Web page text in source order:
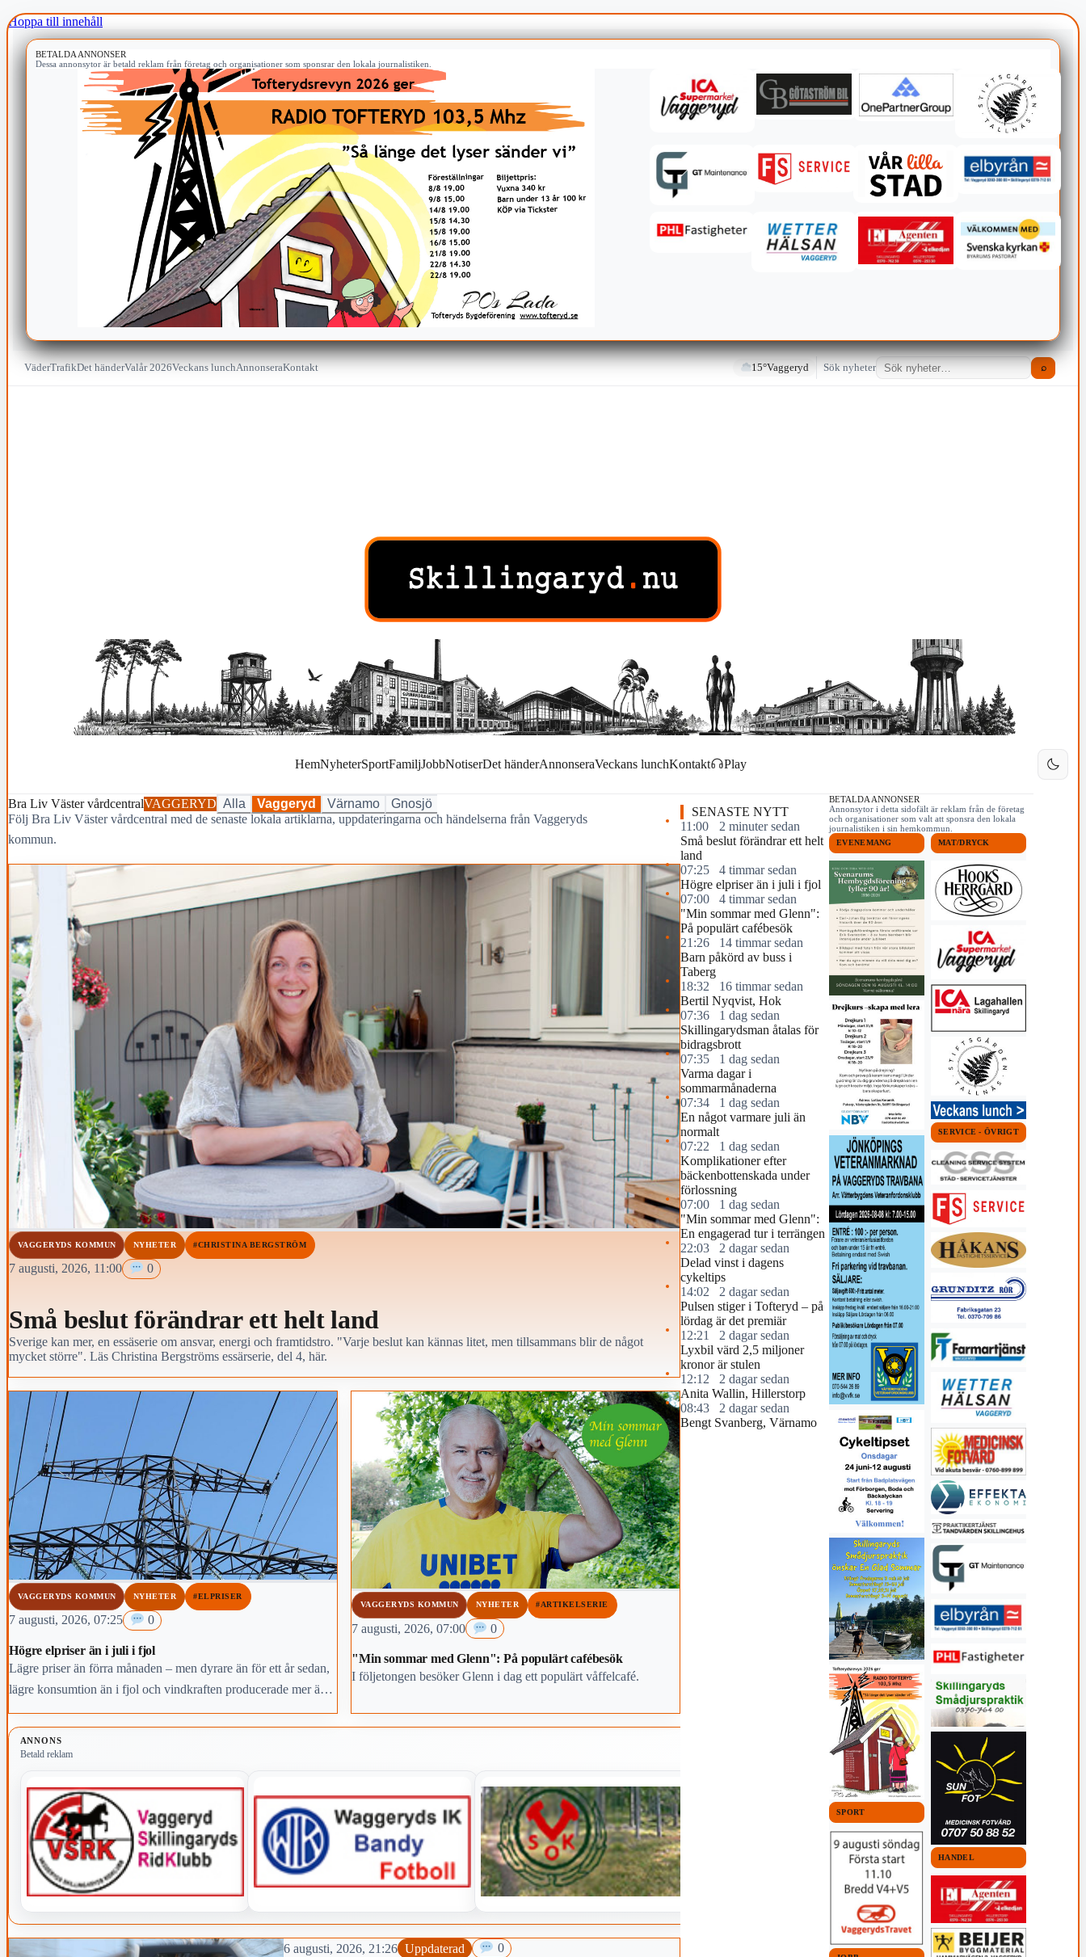
Hoppa till innehåll
BETALDA ANNONSER
Dessa annonsytor är betald reklam från företag och organisationer som sponsrar den lokala journalistiken.
VäderTrafikDet händerValår 2026Veckans lunchAnnonseraKontakt 15°Vaggeryd Sök nyheter ⌕
HemNyheterSportFamiljJobbNotiserDet händerAnnonseraVeckans lunchKontakt Play
Bra Liv Väster vårdcentralVAGGERYD Alla Vaggeryd Värnamo
Gnosjö
Följ Bra Liv Väster vårdcentral med de senaste lokala artiklarna, uppdateringarna och händelserna från Vaggeryds
kommun.
VAGGERYDS KOMMUN NYHETER #CHRISTINA BERGSTRÖM
7 augusti, 2026, 11:00 0
Små beslut förändrar ett helt land
Sverige kan mer, en essäserie om ansvar, energi och framtidstro. "Varje beslut kan kännas litet, men tillsammans blir de något
mycket större". Läs Christina Bergströms essärserie, del 4, här.
VAGGERYDS KOMMUN NYHETER #ELPRISER
7 augusti, 2026, 07:25 0
Högre elpriser än i juli i fjol
Lägre priser än förra månaden – men dyrare än för ett år sedan,
lägre konsumtion än i fjol och vindkraften producerade mer än
någon annan juli-månad.
VAGGERYDS KOMMUN NYHETER #ARTIKELSERIE
7 augusti, 2026, 07:00 0
"Min sommar med Glenn": På populärt cafébesök
I följetongen besöker Glenn i dag ett populärt våffelcafé.
ANNONS
Betald reklam
6 augusti, 2026, 21:26 Uppdaterad 0
SENASTE NYTT
11:00
2 minuter sedan
Små beslut förändrar ett helt
land
07:25
4 timmar sedan
Högre elpriser än i juli i fjol
07:00
4 timmar sedan
"Min sommar med Glenn":
På populärt cafébesök
21:26
14 timmar sedan
Barn påkörd av buss i
Taberg
18:32
16 timmar sedan
Bertil Nyqvist, Hok
07:36
1 dag sedan
Skillingarydsman åtalas för
bidragsbrott
07:35
1 dag sedan
Varma dagar i
sommarmånaderna
07:34
1 dag sedan
En något varmare juli än
normalt
07:22
1 dag sedan
Komplikationer efter
bäckenbottenskada under
förlossning
07:00
1 dag sedan
"Min sommar med Glenn":
En engagerad tur i terrängen
22:03
2 dagar sedan
Delad vinst i dagens
cykeltips
14:02
2 dagar sedan
Pulsen stiger i Tofteryd – på
lördag är det premiär
12:21
2 dagar sedan
Lyxbil värd 2,5 miljoner
kronor är stulen
12:12
2 dagar sedan
Anita Wallin, Hillerstorp
08:43
2 dagar sedan
Bengt Svanberg, Värnamo
BETALDA ANNONSER
Annonsytor i detta sidofält är reklam från de företag
och organisationer som valt att sponsra den lokala
journalistiken i sin hemkommun.
EVENEMANG
SPORT
MAT/DRYCK
SERVICE - ÖVRIGT
HANDEL